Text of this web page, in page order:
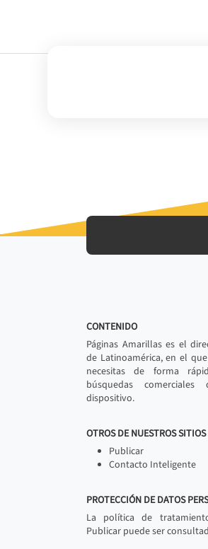
CONTENIDO
Páginas Amarillas es el
de Latinoamérica, en el
necesitas de forma
búsquedas
dispositivo.
OTROS DE NUESTROS SITIOS
Publicar
Contacto Inteligente
PROTECCIÓN DE DATOS
La política de
Publicar puede ser